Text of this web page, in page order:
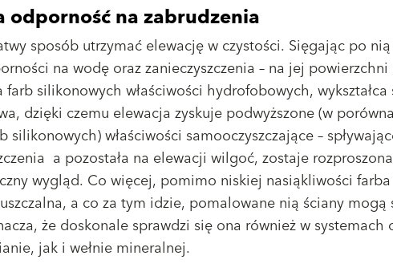
odporność na zabrudzenia
sposób utrzymać elewację w czystości. Sięgając po
na wodę oraz zanieczyszczenia – na jej
silikonowych właściwości hydrofobowych,
dzięki czemu elewacja zyskuje podwyższone (w
silikonowych) właściwości samooczyszczające –
a pozostała na elewacji wilgoć, zostaje
wygląd. Co więcej, pomimo niskiej nasiąkliwości
a co za tym idzie, pomalowane nią ściany
że doskonale sprawdzi się ona również w
jak i wełnie mineralnej.